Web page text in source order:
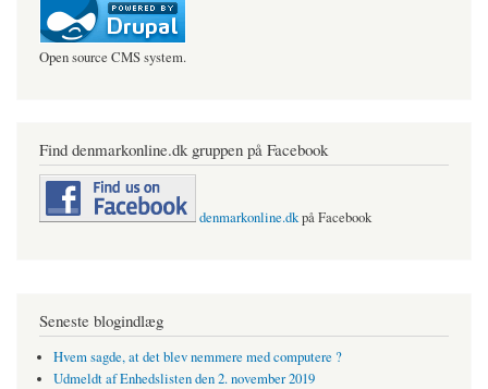
Open source CMS system.
Find denmarkonline.dk gruppen på Facebook
denmarkonline.dkpå Facebook
Seneste blogindlæg
Hvem sagde, at det blev nemmere med computere ?
Udmeldt af Enhedslisten den 2. november 2019